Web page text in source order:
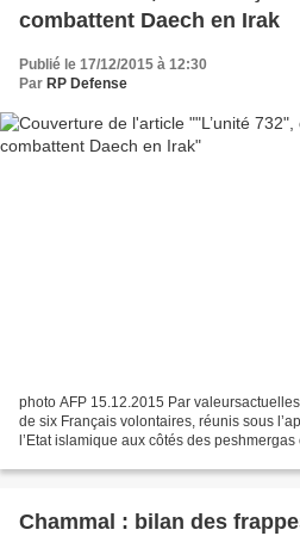
combattent Daech en Irak
Publié le 17/12/2015 à 12:30
Par RP Defense
photo AFP 15.12.2015 Par
de six Français volontaires, réunis sous
l’Etat islamique aux côtés des
Chammal : bilan des